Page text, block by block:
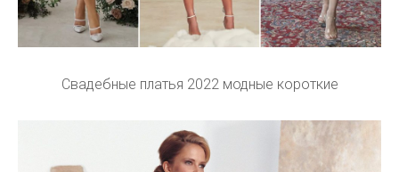
Свадебные платья 2022 модные короткие